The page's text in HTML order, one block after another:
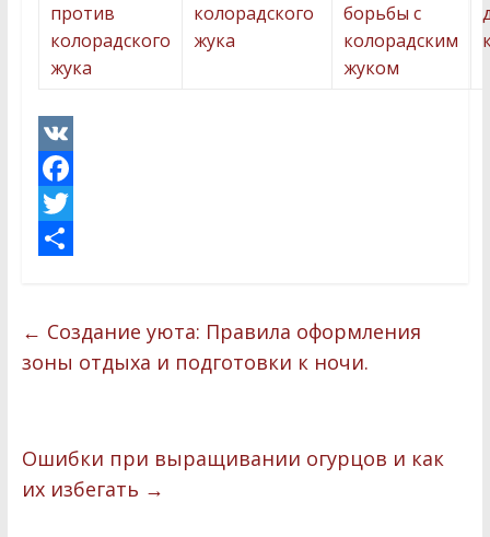
против
колорадского
жука
колорадского
жука
борьбы с
колорадским
жуком
V
K
F
a
b
T
tп
и
← Создание уюта: Правила оформления
зоны отдыха и подготовки к ночи.
Ошибки при выращивании огурцов и как
их избегать →